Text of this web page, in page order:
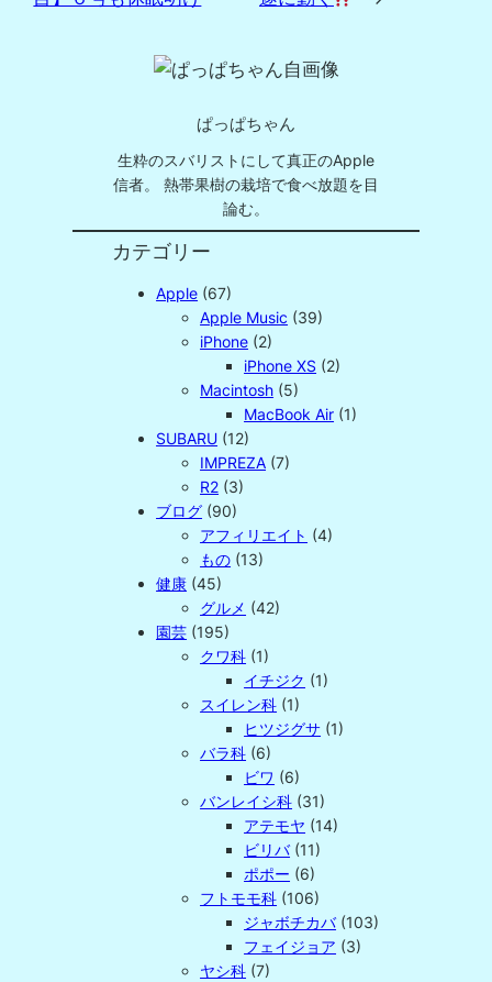
ぱっぱちゃん
生粋のスバリストにして真正のApple
信者。 熱帯果樹の栽培で食べ放題を目
論む。
カテゴリー
Apple (67)
Apple Music (39)
iPhone (2)
iPhone XS (2)
Macintosh (5)
MacBook Air (1)
SUBARU (12)
IMPREZA (7)
R2 (3)
ブログ (90)
アフィリエイト (4)
もの (13)
健康 (45)
グルメ (42)
園芸 (195)
クワ科 (1)
イチジク (1)
スイレン科 (1)
ヒツジグサ (1)
バラ科 (6)
ビワ (6)
バンレイシ科 (31)
アテモヤ (14)
ビリバ(11)
ポポー (6)
フトモモ科 (106)
ジャボチカバ(103)
フェイジョア (3)
ヤシ科 (7)